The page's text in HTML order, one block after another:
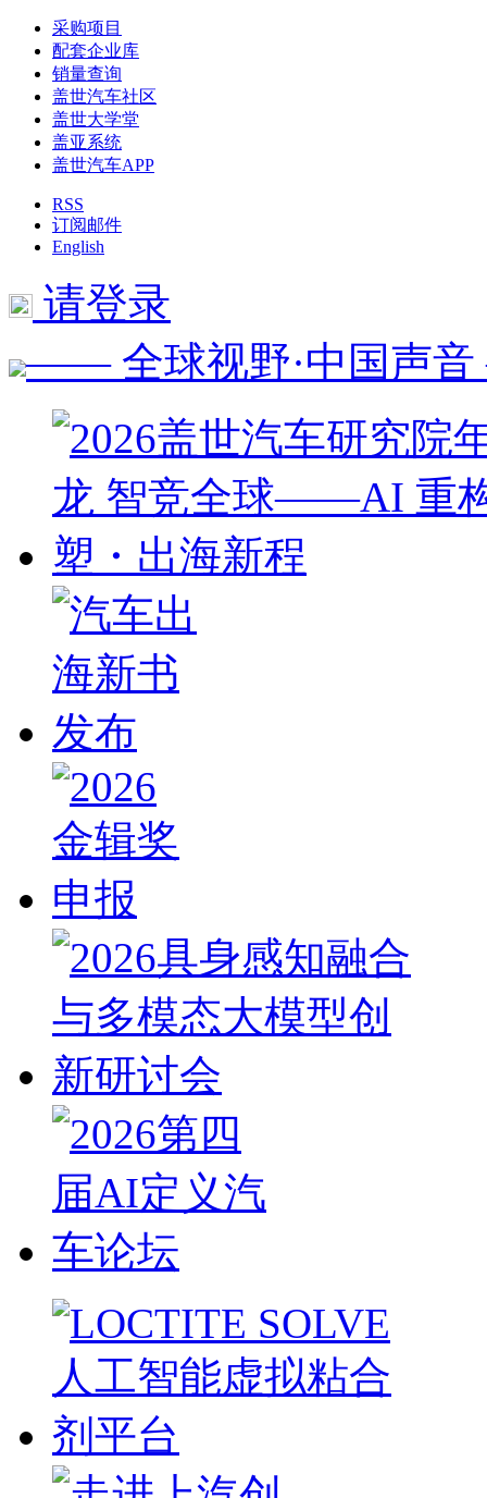
采购项目
配套企业库
销量查询
盖世汽车社区
盖世大学堂
盖亚系统
盖世汽车APP
RSS
订阅邮件
English
请登录
—— 全球视野·中国声